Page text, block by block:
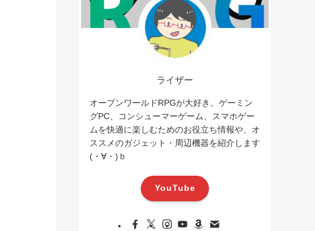
ライザー
オープンワールドRPGが大好き。ゲーミン
グPC、コンシューマーゲーム、スマホゲー
ムを快適に楽しむためのお役立ち情報や、オ
ススメのガジェット・周辺機器を紹介します
(・∀・)ｂ
YouTube